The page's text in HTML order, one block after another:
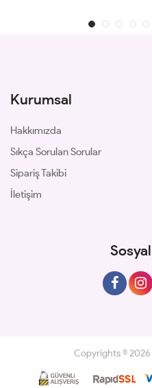
Kurumsal
Hakkımızda
Sıkça Sorulan Sorular
Sipariş Takibi
İletişim
Copyrights ©